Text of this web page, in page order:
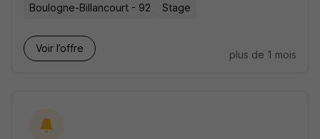
Boulogne-Billancourt - 92 Stage
Voir l’offre
plus de 1 mois